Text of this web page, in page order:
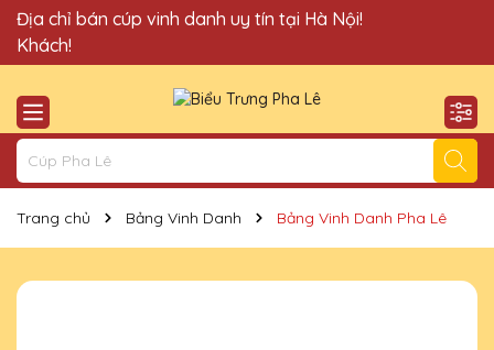
Quà Tặng Cúp Pha Lê Vinh Danh An Thảo xin chào Quý
Khách!
Địa chỉ bán cúp vinh danh uy tín tại Hà Nội!
Trang chủ Bảng Vinh Danh Bảng Vinh Danh Pha Lê